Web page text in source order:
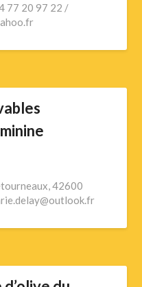
77 20 97 22 /
42600